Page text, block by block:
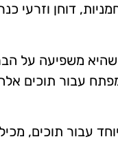
דוחן וזרעי
שהיא משפיעה על
עבור תוכים
עבור תוכים,